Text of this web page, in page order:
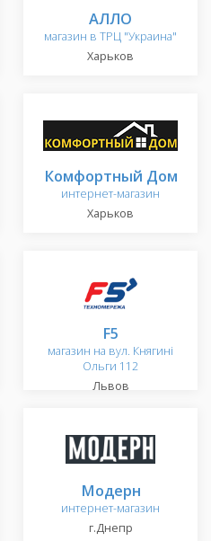
АЛЛО
магазин в ТРЦ "Украина"
Харьков
Комфортный Дом
интернет-магазин
Харьков
F5
магазин на вул. Княгині
Ольги 112
Львов
Модерн
интернет-магазин
г.Днепр